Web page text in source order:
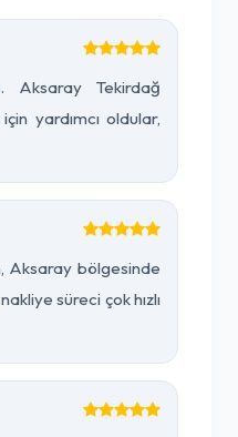
Aksaray Tekirdağ
yardımcı oldular,
Aksaray bölgesinde
süreci çok hızlı